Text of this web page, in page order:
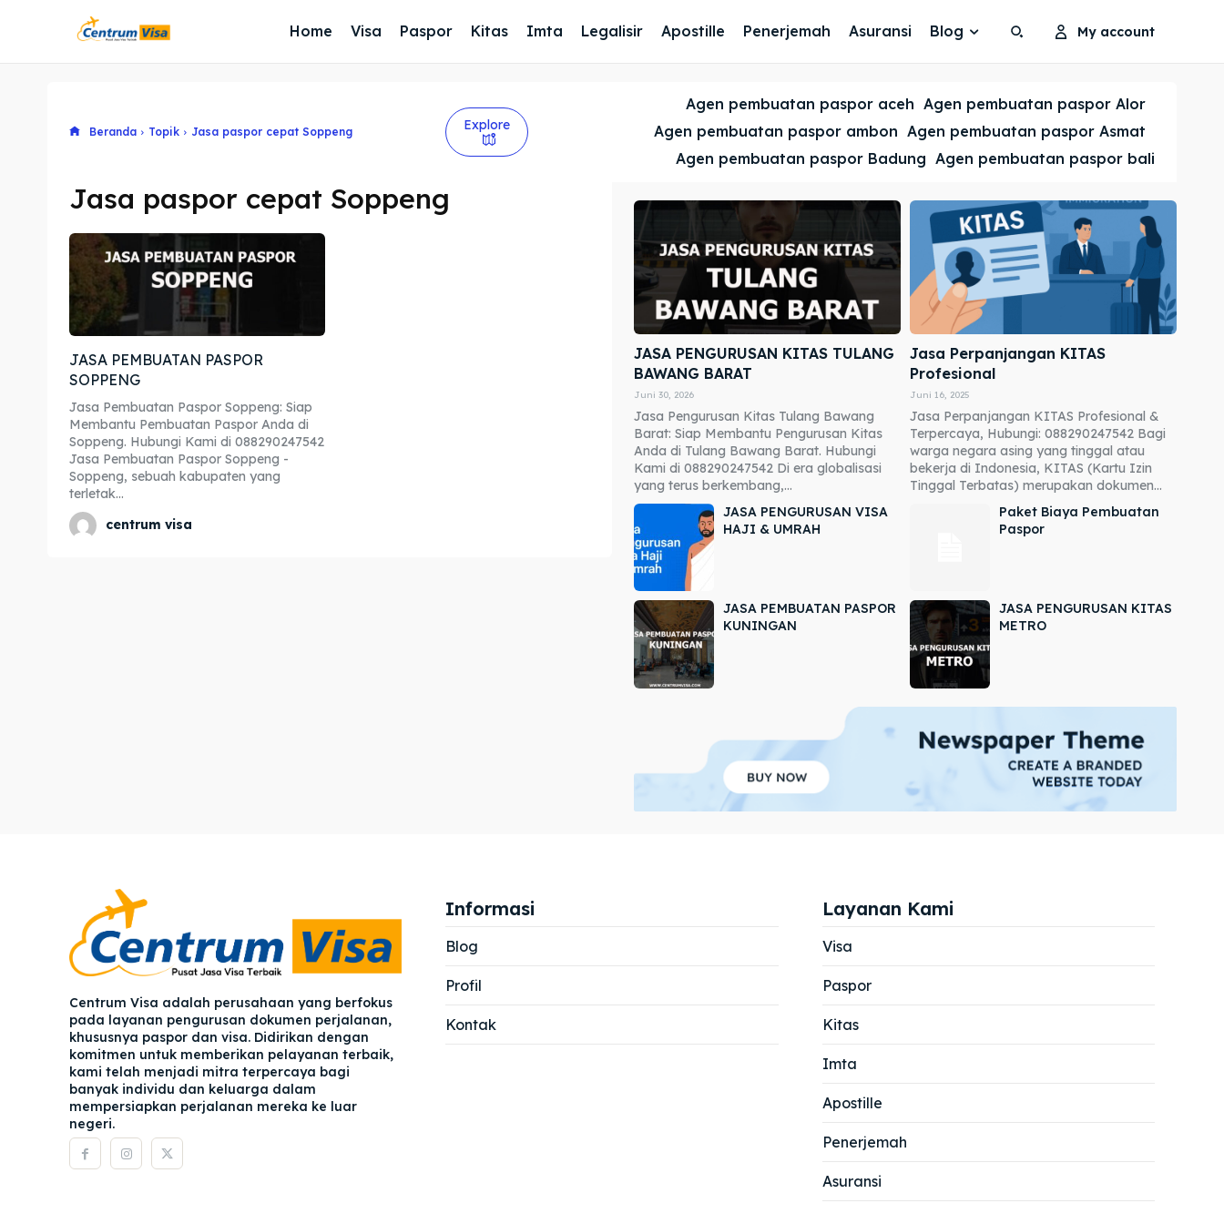
Explore our destinations
Blog
Cari
Explore our destinations
Blog
Cari
Home Visa Paspor Kitas Imta Legalisir Apostille Penerjemah Asuransi Blog My account
Beranda Topik Jasa paspor cepat Soppeng Explore
Agen pembuatan paspor aceh Agen pembuatan paspor Alor
Agen pembuatan paspor ambon Agen pembuatan paspor Asmat
Agen pembuatan paspor Badung Agen pembuatan paspor bali
Jasa paspor cepat Soppeng
JASA PEMBUATAN PASPOR
SOPPENG
Jasa Pembuatan Paspor Soppeng: Siap
Membantu Pembuatan Paspor Anda di
Soppeng. Hubungi Kami di 088290247542
Jasa Pembuatan Paspor Soppeng -
Soppeng, sebuah kabupaten yang
terletak...
centrum visa
JASA PENGURUSAN KITAS TULANG
BAWANG BARAT
Juni 30, 2026
Jasa Pengurusan Kitas Tulang Bawang
Barat: Siap Membantu Pengurusan Kitas
Anda di Tulang Bawang Barat. Hubungi
Kami di 088290247542 Di era globalisasi
yang terus berkembang,...
Jasa Perpanjangan KITAS
Profesional
Juni 16, 2025
Jasa Perpanjangan KITAS Profesional &
Terpercaya, Hubungi: 088290247542 Bagi
warga negara asing yang tinggal atau
bekerja di Indonesia, KITAS (Kartu Izin
Tinggal Terbatas) merupakan dokumen...
JASA PENGURUSAN VISA
HAJI & UMRAH
Paket Biaya Pembuatan
Paspor
JASA PEMBUATAN PASPOR
KUNINGAN
JASA PENGURUSAN KITAS
METRO
Centrum Visa adalah perusahaan yang berfokus
pada layanan pengurusan dokumen perjalanan,
khususnya paspor dan visa. Didirikan dengan
komitmen untuk memberikan pelayanan terbaik,
kami telah menjadi mitra terpercaya bagi
banyak individu dan keluarga dalam
mempersiapkan perjalanan mereka ke luar
negeri.
Informasi
Blog
Profil
Kontak
Layanan Kami
Visa
Paspor
Kitas
Imta
Apostille
Penerjemah
Asuransi